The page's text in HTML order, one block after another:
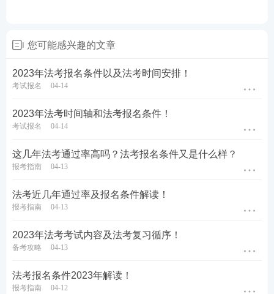
资格考试
您可能感兴趣的文章
2023年法考报名条件以及法考时间安排！
考试报名 04-14
2023年法考时间轴和法考报名条件！
考试报名 04-14
这几年法考通过率高吗？法考报名条件又是什么样？
报考指南 04-13
法考近几年通过率及报名条件解读！
报考指南 04-13
2023年法考考试内容及法考复习循序！
备考攻略 04-13
法考报名条件2023年解读！
报考指南 04-12